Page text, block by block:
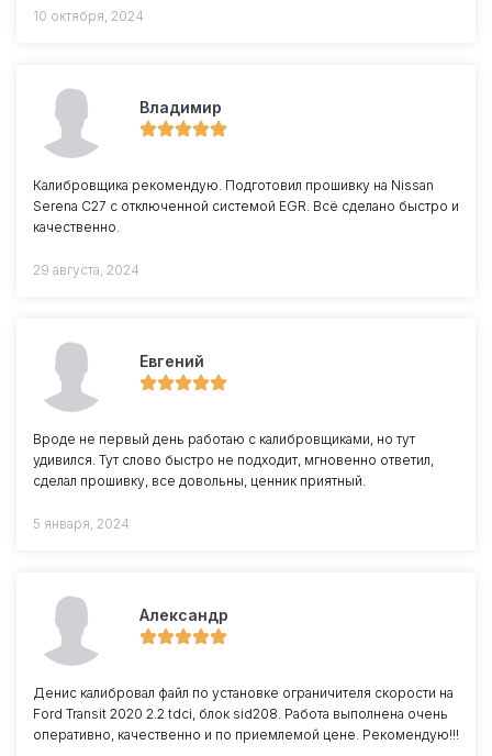
10 октября, 2024
Владимир
Калибровщика рекомендую. Подготовил прошивку на Nissan
Serena C27 с отключенной системой EGR. Всё сделано быстро и
качественно.
29 августа, 2024
Евгений
Вроде не первый день работаю с калибровщиками, но тут
удивился. Тут слово быстро не подходит, мгновенно ответил,
сделал прошивку, все довольны, ценник приятный.
5 января, 2024
Александр
Денис калибровал файл по установке ограничителя скорости на
Ford Transit 2020 2.2 tdci, блок sid208. Работа выполнена очень
оперативно, качественно и по приемлемой цене. Рекомендую!!!